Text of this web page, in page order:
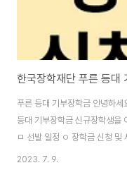
한국장학재단 푸른 등대
푸른 등대 기부장학금 안녕하
등대 기부장학금 신규장학생을
ㅁ 선발 일정 ㅇ 장학금 신청
(목) 18:00 ㅇ 심사 자료 준비:
2023. 7. 9.